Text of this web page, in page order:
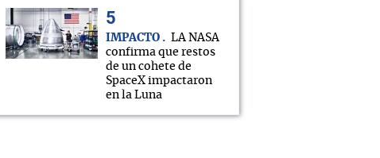
IMPACTO
LA NASA
confirma que restos
de un cohete de
SpaceX impactaron
en la Luna